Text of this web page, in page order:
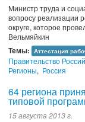
Министр труда и
вопросу реализации
округе, которое
Вельмяйкин
Темы: Аттестация
Правительство
Регионы, Россия
64 региона
типовой
15 августа 2013 г.